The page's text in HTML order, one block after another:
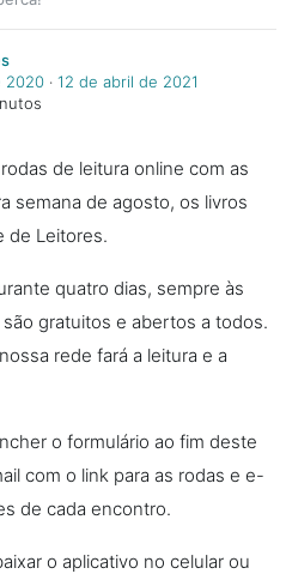
2020 ‧ 12 de abril de 2021
de leitura online com as
semana de agosto, os livros
de Leitores.
quatro dias, sempre às
gratuitos e abertos a todos.
rede fará a leitura e a
o formulário ao fim deste
com o link para as rodas e e-
de cada encontro.
o aplicativo no celular ou